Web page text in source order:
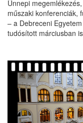
Ünnepi
műszaki konferenciák,
– a Debreceni
tudósított márciusban